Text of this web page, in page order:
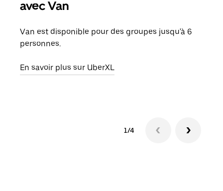
avec Van
Van est disponible pour des groupes jusqu'à 6
personnes.
En savoir plus sur UberXL
1/4